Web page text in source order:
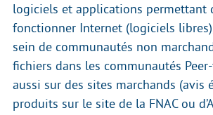
logiciels et applications permettant
fonctionner Internet (logiciels
sein de communautés non
fichiers dans les communautés
aussi sur des sites marchands (avis
produits sur le site de la FNAC ou